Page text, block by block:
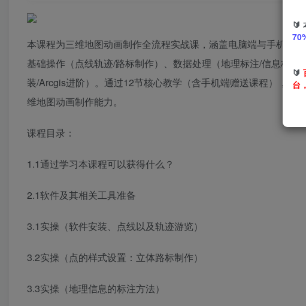
本课程为三维地图动画制作全流程实战课，涵盖电脑端与手机端
基础操作（点线轨迹/路标制作）、数据处理（地理标注/信息标
装/Arcgis进阶）。通过12节核心教学（含手机端赠送课程），帮
维地图动画制作能力。
课程目录：
1.1通过学习本课程可以获得什么？
2.1软件及其相关工具准备
3.1实操（软件安装、点线以及轨迹游览）
3.2实操（点的样式设置：立体路标制作）
3.3实操（地理信息的标注方法）
🔰
🔰
台，